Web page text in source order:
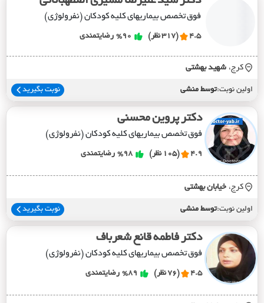
فوق تخصص بیماریهای کلیه کودکان (نفرولوژی)
4.5 (317 نظر) %90 رضایتمندی
کرج، شهيد بهشتي
اولین نوبت:توسط منشی نوبت بگیرید
دکتر پروین محسنی
فوق تخصص بیماریهای کلیه کودکان (نفرولوژی)
4.9 (105 نظر) %98 رضایتمندی
کرج، خيابان بهشتي
اولین نوبت:توسط منشی نوبت بگیرید
دکتر فاطمه قانع شعرباف
فوق تخصص بیماریهای کلیه کودکان (نفرولوژی)
4.5 (76 نظر) %89 رضایتمندی